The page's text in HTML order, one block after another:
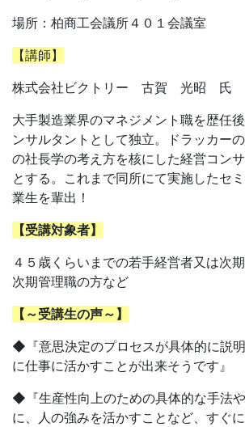
場所：柏商工会議所４０１会議室
【講師】
株式会社ビクトリー 古賀 光昭 氏
大手製造業界のマネジメント職を歴任
ンサルタントとして独立。ドラッカー
の社長学の考え方を核にした経営コン
とする。これまで同所にて実施したセ
業生を輩出！
【受講対象者】
４５歳くらいまでの若手経営者又は次
次期管理職の方など
【～受講生の声～】
◆『意思決定のプロセスが具体的に説
に仕事に活かすことが出来そうです』
◆『生産性向上のための具体的な手法
に、人の強みを活かすことなど、すぐ